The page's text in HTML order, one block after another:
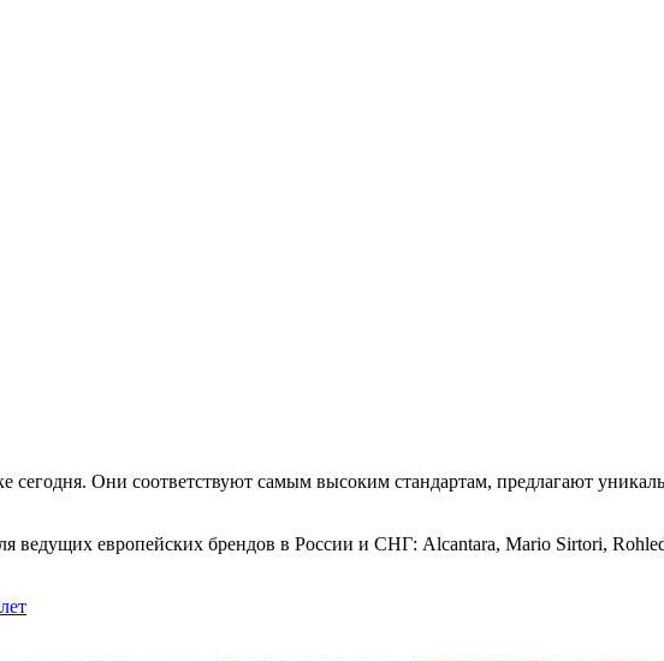
сегодня. Они соответствуют самым высоким стандартам, предлагают
ведущих европейских брендов в России и СНГ: Alcantara, Mario Sirtori,